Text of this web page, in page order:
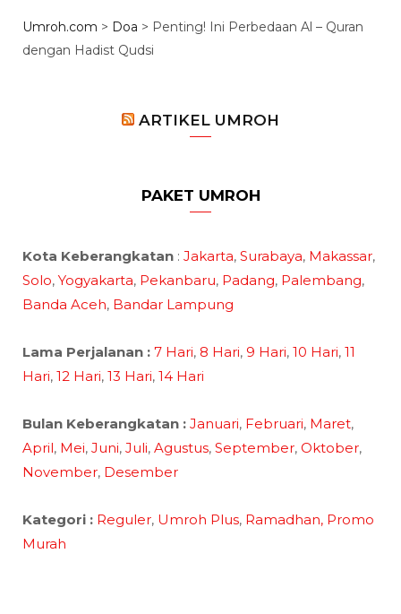
Umroh.com > Doa > Penting! Ini Perbedaan Al – Quran
dengan Hadist Qudsi
ARTIKEL UMROH
PAKET UMROH
Kota Keberangkatan : Jakarta, Surabaya, Makassar,
Solo, Yogyakarta, Pekanbaru, Padang, Palembang,
Banda Aceh, Bandar Lampung
Lama Perjalanan : 7 Hari, 8 Hari, 9 Hari, 10 Hari, 11
Hari, 12 Hari, 13 Hari, 14 Hari
Bulan Keberangkatan : Januari, Februari, Maret,
April, Mei, Juni, Juli, Agustus, September, Oktober,
November, Desember
Kategori : Reguler, Umroh Plus, Ramadhan, Promo
Murah